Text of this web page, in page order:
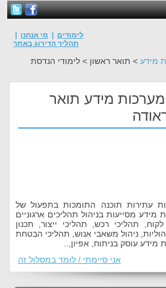
לימודים מי אנחנו
תהליך הדירוג באתר
מידע > תואר ראשון > לימודי הנדסת
מערכות מידע תואר
עתירות תוכנה התומכות בתפעול של
מידע מסייעות בניהול תהליכים ארגוניים
תהליכי רכש, תהליכי ייצור, תכנון
ניהול משאבי אנוש, תהליכי הבטחת
מידע עוסק בניתוח, אפיון,..
אני סיימתי / לומד במסלול זה